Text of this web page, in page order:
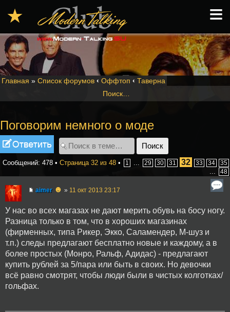
Главная » Список форумов ‹ Оффтоп ‹ Таверна
Поиск…
Поговорим немного о моде
Ответить
Сообщений: 478 • Страница 32 из 48 • 1 29 30 31 32 33 34 35
48
aimer ☻ » 11 окт 2013 23:17
У нас во всех магазах не дают мерить обувь на босу ногу.
Разница только в том, что в хороших магазинах
(фирменных, типа Рикер, Экко, Саламендер, М-шуз и
т.п.) следы предлагают бесплатно новые и каждому, а в
более простых (Монро, Ральф, Адидас) - предлагают
купить рублей за 5/пара или быть в своих. Но девочки
всё равно смотрят, чтобы люди были в чистых колготках/
гольфах.
★ ≡